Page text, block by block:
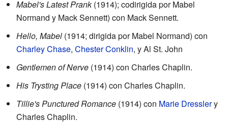
Mabel's Latest Prank(1914); codirigida por Mabel
Normand y Mack Sennett) con Mack Sennett.
Hello, Mabel (1914; dirigida por Mabel Normand) con
Charley Chase, Chester Conklin, y Al St. John
Gentlemen of Nerve (1914) con Charles Chaplin.
His Trysting Place (1914) con Charles Chaplin.
Tillie's Punctured Romance (1914) con Marie Dresslery
Charles Chaplin.